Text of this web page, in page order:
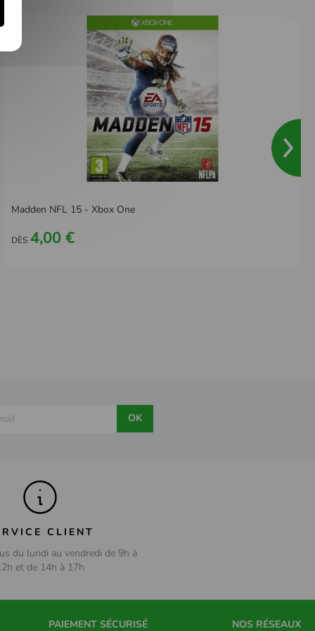
Madden NFL 15 - Xbox One
DÈS 4,00 €
OK
CLIENT
du lundi au vendredi de 9h à
et de 14h à 17h
PAIEMENT SÉCURISÉ NOS RÉSEAUX